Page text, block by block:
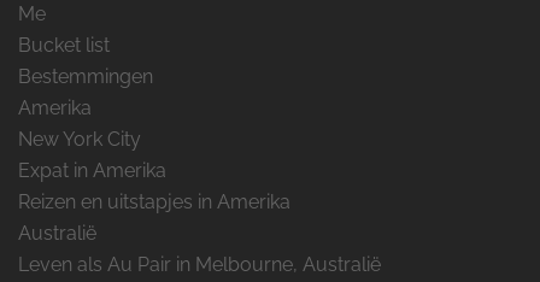
Me
Bucket list
Bestemmingen
Amerika
New York City
Expat in Amerika
Reizen en uitstapjes in Amerika
Australië
Leven als Au Pair in Melbourne, Australië